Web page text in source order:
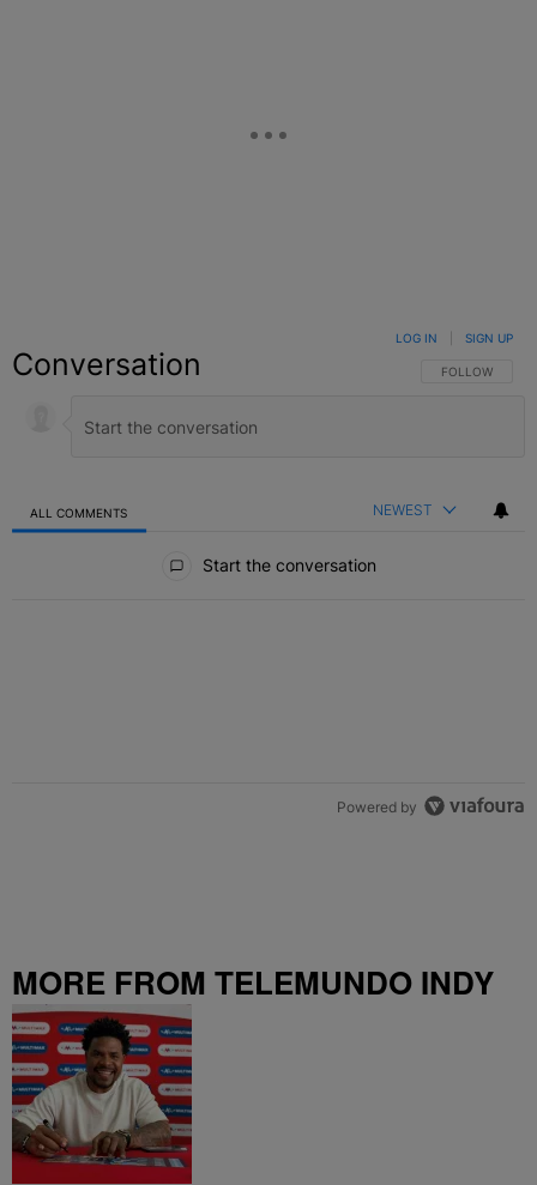
Conversation FOLLOW THIS
FOLLOW
LOG IN SIGN UP
ALL COMMENTS NEWEST
Start the conversation
Powered by
MORE FROM TELEMUNDO INDY